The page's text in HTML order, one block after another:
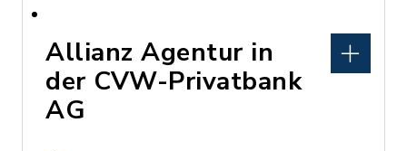
Allianz Agentur in
der CVW-Privatbank
AG